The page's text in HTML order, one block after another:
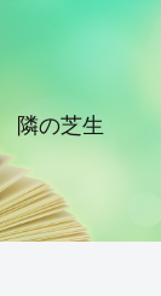
隣の芝生